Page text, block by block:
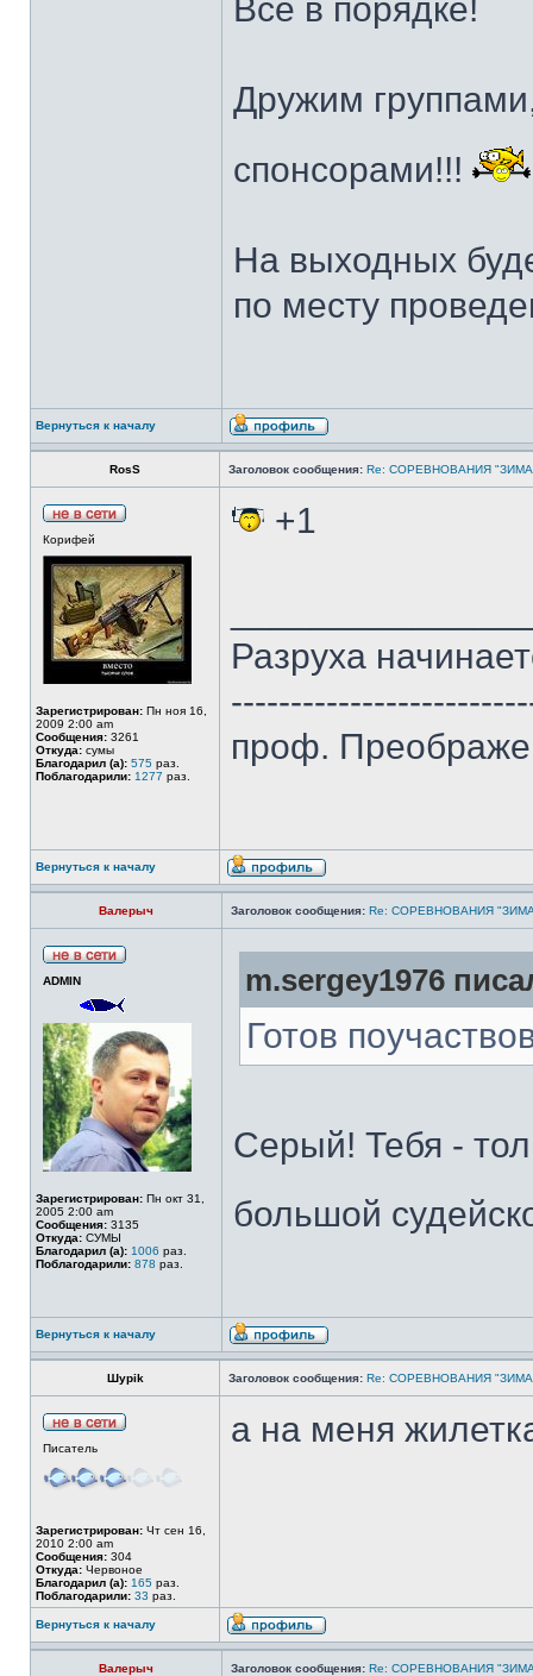
Всё в порядке!
Дружим
спонсорами!!!
На выходных
по месту
Вернуться к началу
RosS Заголовок сообщения: Re: СОРЕВНОВАНИЯ
Корифей
Зарегистрирован: Пн ноя 16,
2009 2:00 am
Сообщения: 3261
Откуда: сумы
Благодарил (а): 575 раз.
Поблагодарили: 1277 раз.
+1
Разруха
проф.
Вернуться к началу
Валерыч Заголовок сообщения: Re: СОРЕВНОВАНИЯ
ADMIN
Зарегистрирован: Пн окт 31,
2005 2:00 am
Сообщения: 3135
Откуда: СУМЫ
Благодарил (а): 1006 раз.
Поблагодарили: 878 раз.
m.sergey1976
Готов
Серый! Тебя -
большой
Вернуться к началу
Шypik Заголовок сообщения: Re: СОРЕВНОВАНИЯ
Писатель
Зарегистрирован: Чт сен 16,
2010 2:00 am
Сообщения: 304
Откуда: Червоное
Благодарил (а): 165 раз.
Поблагодарили: 33 раз.
а на меня
Вернуться к началу
Валерыч Заголовок сообщения: Re: СОРЕВНОВАНИЯ